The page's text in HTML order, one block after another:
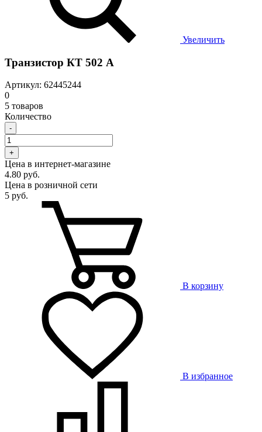
Увеличить
Транзистор КТ 502 А
Артикул: 62445244
0
5 товаров
Количество
-
+
Цена в интернет-магазине
4.80 руб.
Цена в розничной сети
5 руб.
В корзину
В избранное